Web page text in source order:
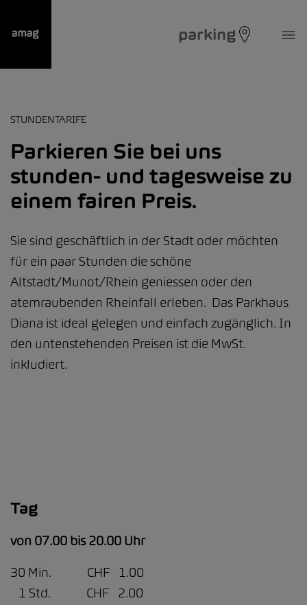
parking
STUNDENTARIFE
Parkieren Sie bei uns
stunden- und tagesweise zu
einem fairen Preis.
Sie sind geschäftlich in der Stadt oder möchten
für ein paar Stunden die schöne
Altstadt/Munot/Rhein geniessen oder den
atemraubenden Rheinfall erleben. Das Parkhaus
Diana ist ideal gelegen und einfach zugänglich. In
den untenstehenden Preisen ist die MwSt.
inkludiert.
Tag
von 07.00 bis 20.00 Uhr
30 Min. CHF 1.00
1 Std. CHF 2.00